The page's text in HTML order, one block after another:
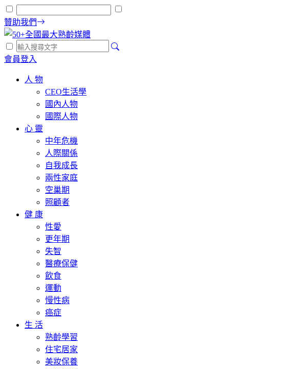
贊助我們
會員登入
人 物
CEO生活學
國內人物
國際人物
心 靈
中年危機
人際關係
自我成長
兩性家庭
空巢期
照顧者
健 康
性愛
更年期
失智
醫療保健
飲食
運動
慢性病
癌症
生 活
熟齡學習
住宅居家
美妝保養